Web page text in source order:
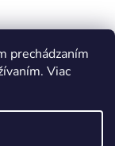
prechádzaním
Viac